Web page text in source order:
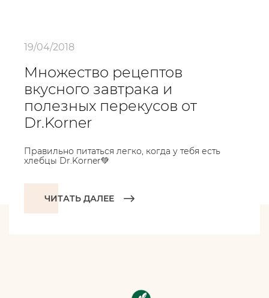
19/04/2018
Множество рецептов
вкусного завтрака и
полезных перекусов от
Dr.Korner
Правильно питаться легко, когда у тебя есть
хлебцы Dr.Korner💚
ЧИТАТЬ ДАЛЕЕ